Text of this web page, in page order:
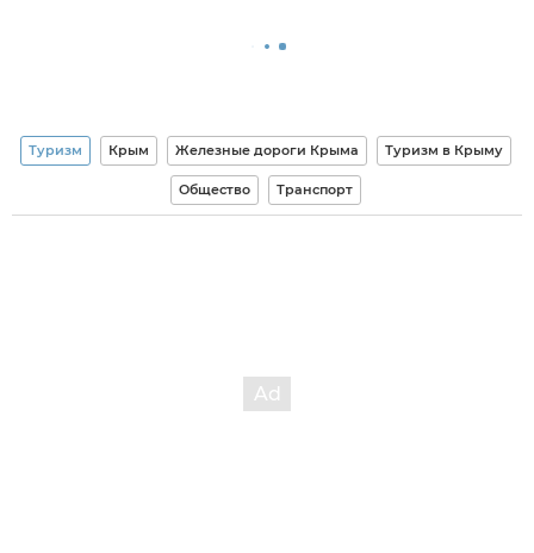
Туризм Крым Железные дороги Крыма Туризм в Крыму
Общество Транспорт